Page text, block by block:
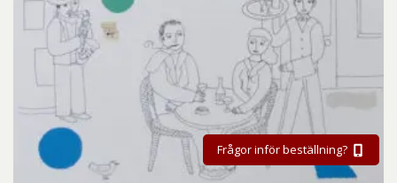
Frågor inför beställning?